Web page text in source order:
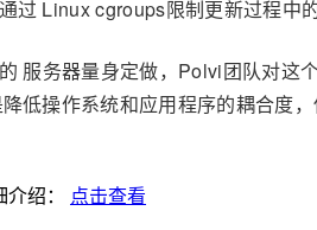
过 Linux cgroups限制更新过程中
服务器量身定做，Polvi团队对这
低操作系统和应用程序的耦合度
介绍： 点击查看